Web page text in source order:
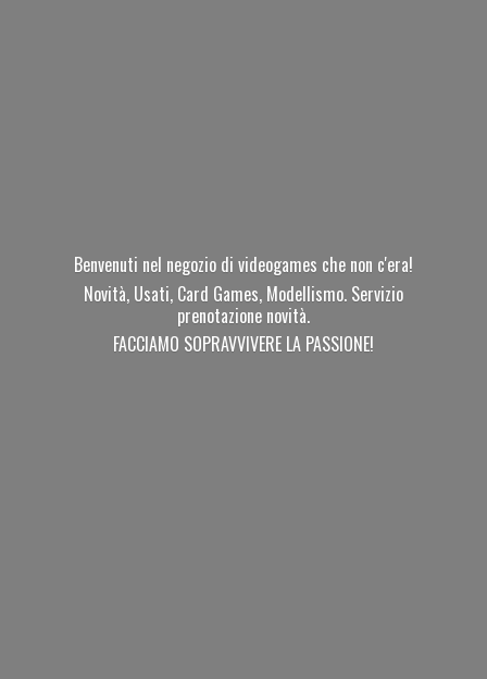
Benvenuti nel negozio di videogames che non c'era!
Novità, Usati, Card Games, Modellismo. Servizio
prenotazione novità.
FACCIAMO SOPRAVVIVERE LA PASSIONE!